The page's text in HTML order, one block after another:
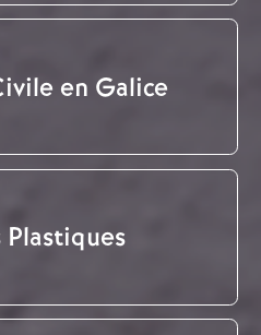
en Galice
Plastiques